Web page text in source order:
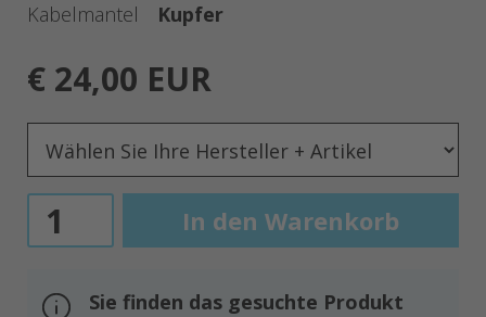
Kabelmantel
Kupfer
€ 24,00 EUR
Sie finden das gesuchte Produkt